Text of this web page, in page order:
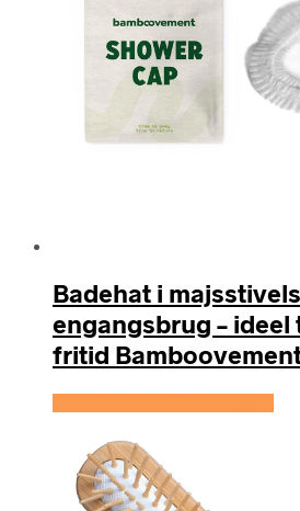
Badehat i
engangsbrug – ideel
fritid